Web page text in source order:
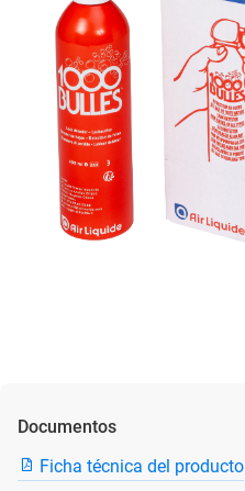
Documentos
Ficha técnica del producto